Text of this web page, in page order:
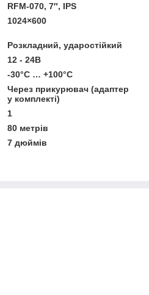
RFM-070, 7″, IPS
1024×600
Розкладний, ударостійкий
12 - 24В
-30°C … +100°C
Через прикурювач (адаптер
у комплекті)
1
80 метрів
7 дюймів